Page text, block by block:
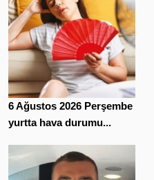
6 Ağustos 2026 Perşembe
yurtta hava durumu...